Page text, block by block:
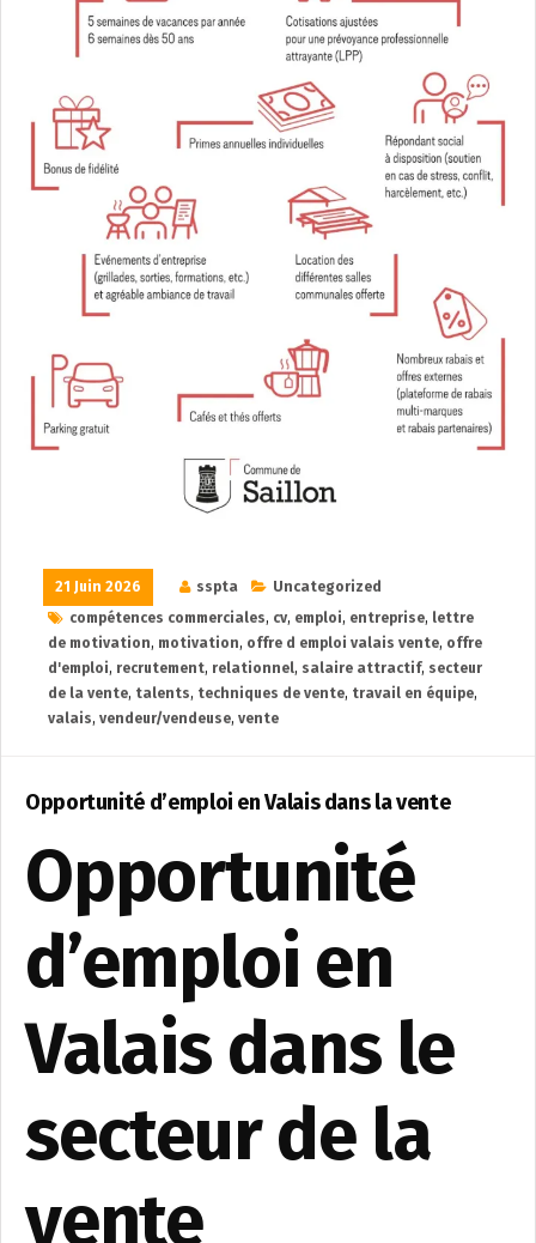
21 Juin 2026 sspta
Uncategorized
compétences commerciales, cv, emploi, entreprise, lettre
de motivation, motivation, offre d emploi valais vente, offre
d'emploi, recrutement, relationnel, salaire attractif, secteur
de la vente, talents, techniques de vente, travail en équipe,
valais, vendeur/vendeuse, vente
Opportunité d’emploi en Valais dans la vente
Opportunité
d’emploi en
Valais dans le
secteur de la
vente